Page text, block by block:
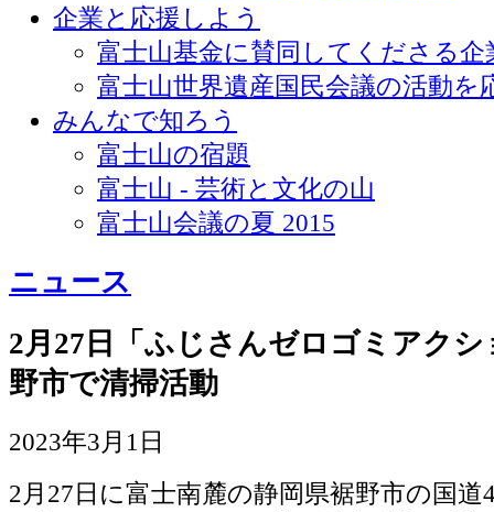
企業と応援しよう
富士山基金に賛同してくださる
富士山世界遺産国民会議の活動を
みんなで知ろう
富士山の宿題
富士山 - 芸術と文化の山
富士山会議の夏 2015
ニュース
2月27日「ふじさんゼロゴミアク
野市で清掃活動
2023年3月1日
2月27日に富士南麓の静岡県裾野市の国道